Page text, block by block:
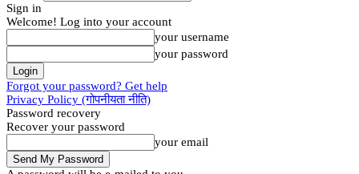
Sign in
Welcome! Log into your account
your username
your password
Forgot your password? Get help
Privacy Policy (गोपनीयता नीति)
Password recovery
Recover your password
your email